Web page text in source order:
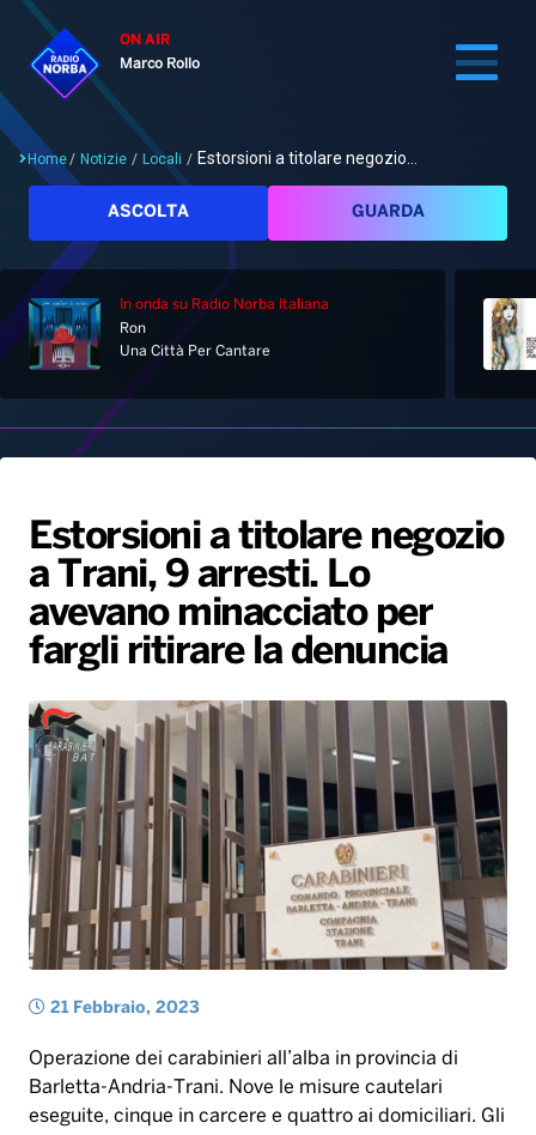
ON AIR
Marco Rollo
Cerca
Home
Palinsesto
Hit Dance
Giochi&Concorsi
PALATOUR
Notizie
Locali
Musica e Spettacolo
Sport
Leggerissime
Playlist
Generale
Novità
Notiziario
Interviste
Speciale Astrabilia 2026
Gallery
Radio Norba News TV
Voce al Bari
Gallery
Home/ Notizie / Locali / Estorsioni a titolare negozio...
ASCOLTA GUARDA
In onda su Radio Norba Italiana
Ron
Una Città Per Cantare
Estorsioni a titolare negozio
a Trani, 9 arresti. Lo
avevano minacciato per
fargli ritirare la denuncia
21 Febbraio, 2023
Operazione dei carabinieri all’alba in provincia di
Barletta-Andria-Trani. Nove le misure cautelari
eseguite, cinque in carcere e quattro ai domiciliari. Gli